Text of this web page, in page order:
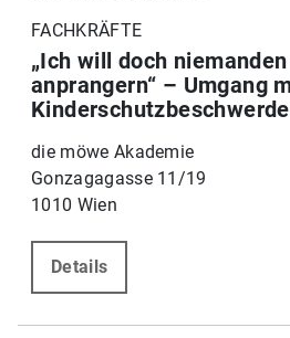
FACHKRÄFTE
„Ich will doch
anprangern“ – Umgang
die möwe Akademie
Gonzagagasse 11/19
1010 Wien
Details